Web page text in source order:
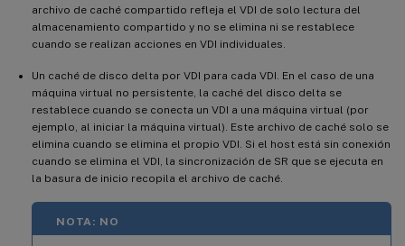
archivo de caché compartido refleja el VDI de solo lectura del
almacenamiento compartido y no se elimina ni se restablece
cuando se realizan acciones en VDI individuales.
Un caché de disco delta por VDI para cada VDI. En el caso de una
máquina virtual no persistente, la caché del disco delta se
restablece cuando se conecta un VDI a una máquina virtual (por
ejemplo, al iniciar la máquina virtual). Este archivo de caché solo se
elimina cuando se elimina el propio VDI. Si el host está sin conexión
cuando se elimina el VDI, la sincronización de SR que se ejecuta en
la basura de inicio recopila el archivo de caché.
NOTA: NO